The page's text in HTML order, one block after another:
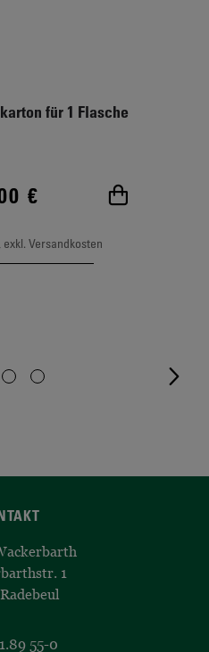
für 1 Flasche
€ In den
exkl. Versandkosten
1
55-0